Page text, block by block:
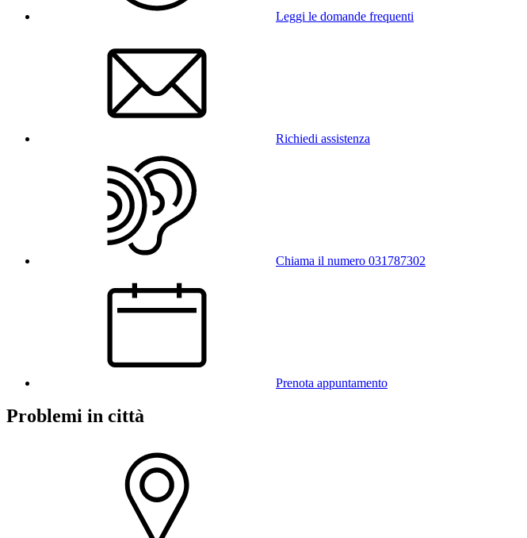
Leggi le domande frequenti
Richiedi assistenza
Chiama il numero 031787302
Prenota appuntamento
Problemi in città